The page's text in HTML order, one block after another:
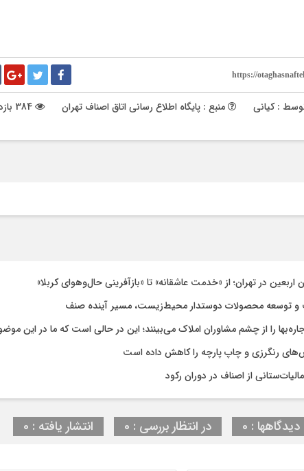
https://
:کیانی منبع : پایگاه اطلاع رسانی اتاق اصناف تهران
اربعین در تهران؛ از «خدمت عاشقانه» تا «بازآفرینی حال‌وهوای کربلا»
و توسعه محصولات دوستدار محیط‌زیست، مسیر آینده صنف
را از چشم مشاوران املاک می‌بینند؛ این در حالی است که ما در این
رنگرزی و چاپ پارچه را کاهش داده است
از اصناف در دوران رکود
: 0 در انتظار بررسی : 0 انتشار یافته : 0